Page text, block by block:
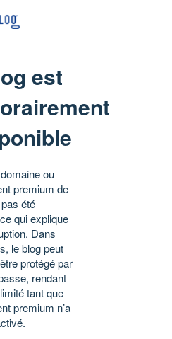
est
ou
premium de
été
qui explique
Dans
le blog peut
protégé par
rendant
tant que
premium n’a